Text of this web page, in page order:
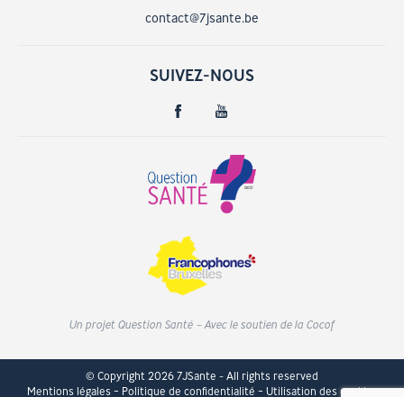
contact@7jsante.be
SUIVEZ-NOUS
Un projet Question Santé – Avec le soutien de la Cocof
© Copyright 2026 7JSante - All rights reserved
Mentions légales
Politique de confidentialité Utilisation des cookies